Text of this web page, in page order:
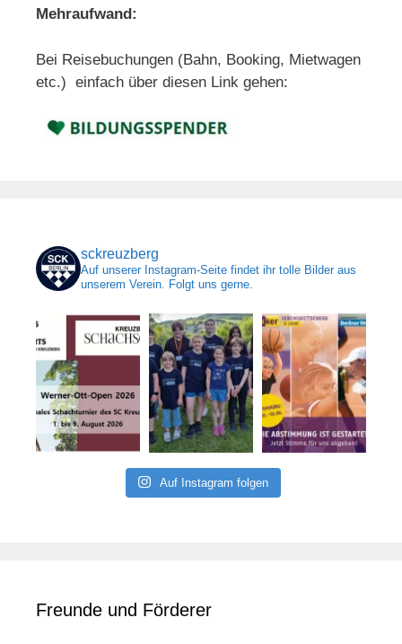
Mehraufwand:
Bei Reisebuchungen (Bahn, Booking, Mietwagen
etc.) einfach über diesen Link gehen:
sckreuzberg
Auf unserer Instagram-Seite findet ihr tolle Bilder aus
unserem Verein. Folgt uns gerne.
Auf Instagram folgen
Freunde und Förderer